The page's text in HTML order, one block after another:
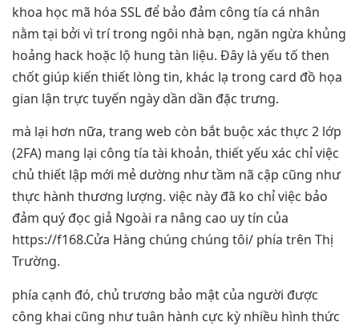
khoa học mã hóa SSL để bảo đảm công tía cá nhân
nằm tại bởi vì trí trong ngôi nhà bạn, ngăn ngừa khủng
hoảng hack hoặc lộ hung tàn liệu. Đây là yếu tố then
chốt giúp kiến thiết lòng tin, khác lạ trong card đồ họa
gian lận trực tuyến ngày dần dần đặc trưng.
mà lại hơn nữa, trang web còn bắt buộc xác thực 2 lớp
(2FA) mang lại công tía tài khoản, thiết yếu xác chỉ việc
chủ thiết lập mới mẻ dường như tầm nã cập cũng như
thực hành thương lượng. việc này đã ko chỉ việc bảo
đảm quý đọc giả Ngoài ra nâng cao uy tín của
https://f168.Cửa Hàng chúng chúng tôi/ phía trên Thị
Trường.
phía cạnh đó, chủ trương bảo mật của người được
công khai cũng như tuân hành cực kỳ nhiều hình thức